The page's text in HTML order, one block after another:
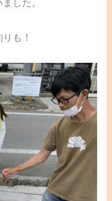
した。
も！